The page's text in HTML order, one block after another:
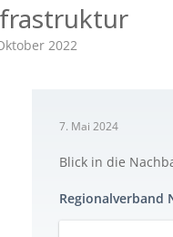
2022
7. Mai 2024
Blick in die
Regionalverband